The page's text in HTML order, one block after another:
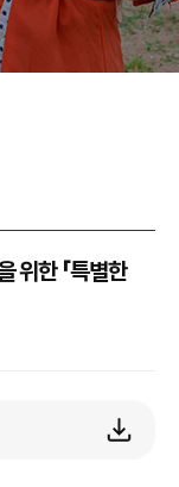
위한 「특별한